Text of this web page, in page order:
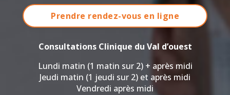
Prendre rendez-vous en ligne
Consultations Clinique du Val d’ouest
Lundi matin (1 matin sur 2) + après midi
Jeudi matin (1 jeudi sur 2) et après midi
Vendredi après midi